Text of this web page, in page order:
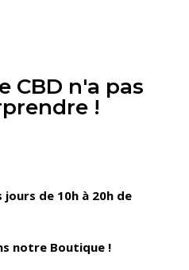
CBD n'a pas
!
jours de 10h à 20h de
notre Boutique !